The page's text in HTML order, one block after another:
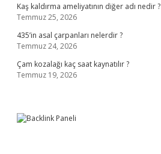
Kaş kaldırma ameliyatının diğer adı nedir ?
Temmuz 25, 2026
435’in asal çarpanları nelerdir ?
Temmuz 24, 2026
Çam kozalağı kaç saat kaynatılır ?
Temmuz 19, 2026